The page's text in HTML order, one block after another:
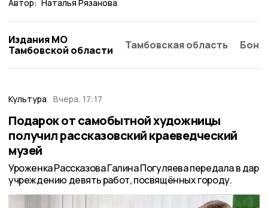
Автор: Наталья Рязанова
Издания МО
Тамбовской области
Тамбовская область
Культура Вчера, 17:17
Подарок от самобытной художницы
получил рассказовский краеведческий
музей
Уроженка Рассказова Галина Погуляева передала в дар
учреждению девять работ, посвящённых городу.